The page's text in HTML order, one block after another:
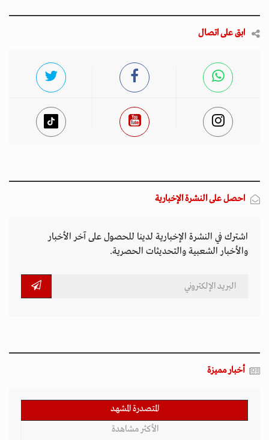
ابق على اتصال
احصل على النشرة الإخبارية
اشترك في النشرة الإخبارية لدينا للحصول على آخر الأخبار
والأخبار الشعبية والتحديثات الحصرية.
أخبار مميزة
المتصدرة المشهد
الأكثر مشاهدة